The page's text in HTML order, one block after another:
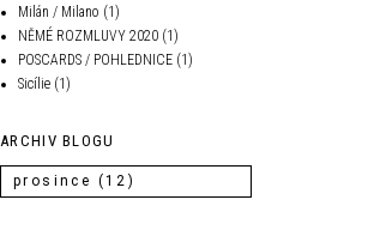
Milán / Milano (1)
NĚMÉ ROZMLUVY 2020 (1)
POSCARDS / POHLEDNICE (1)
Sicílie (1)
ARCHIV BLOGU